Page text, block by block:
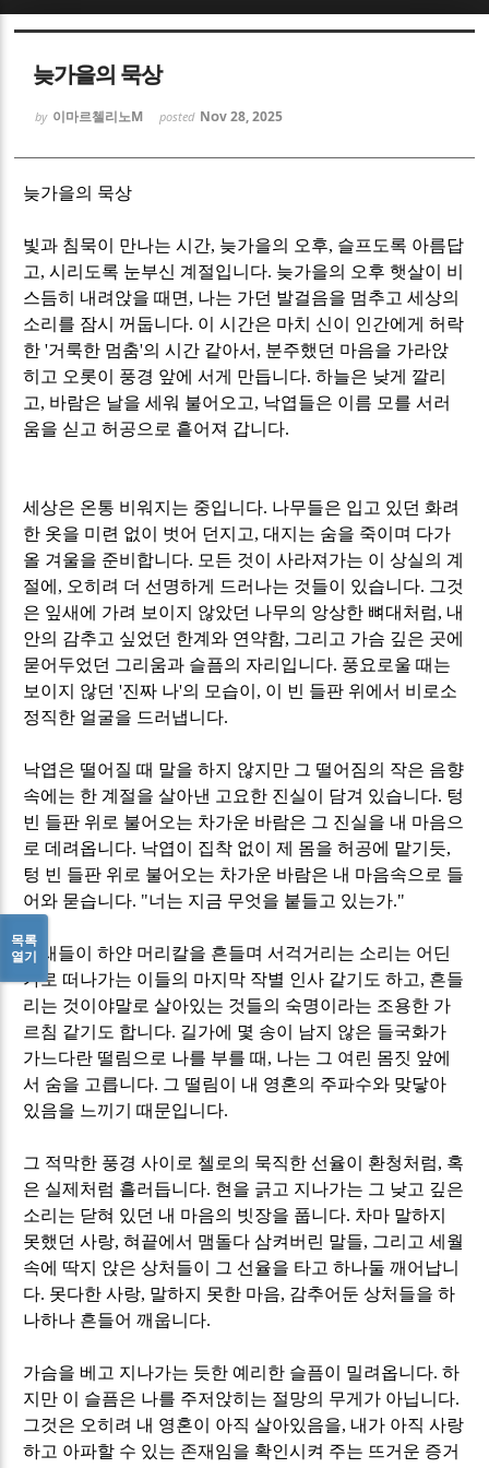
늦가을의 묵상
by 이마르첼리노M posted Nov 28, 2025
늦가을의 묵상
빛과 침묵이 만나는 시간, 늦가을의 오후, 슬프도록 아름답
고,시리도록 눈부신 계절입니다. 늦가을의 오후 햇살이 비
스듬히 내려앉을 때면 , 나는 가던 발걸음을 멈추고 세상의
소리를 잠시 꺼둡니다. 이 시간은 마치 신이 인간에게 허락
한'거룩한 멈춤'의 시간 같아서 , 분주했던 마음을 가라앉
히고 오롯이 풍경 앞에 서게 만듭니다.하늘은 낮게 깔리
고, 바람은 날을 세워 불어오고, 낙엽들은 이름 모를 서러
움을 싣고 허공으로 흩어져 갑니다.
세상은 온통 비워지는 중입니다. 나무들은 입고 있던 화려
한 옷을 미련 없이 벗어 던지고,대지는 숨을 죽이며 다가
올 겨울을 준비합니다. 모든 것이 사라져가는 이 상실의 계
절에 , 오히려 더 선명하게 드러나는 것들이 있습니다. 그것
은 잎새에 가려 보이지 않았던 나무의 앙상한 뼈대처럼, 내
안의 감추고 싶었던 한계와 연약함, 그리고 가슴 깊은 곳에
묻어두었던 그리움과 슬픔의 자리입니다. 풍요로울 때는
보이지 않던'진짜 나'의 모습이 , 이 빈 들판 위에서 비로소
정직한 얼굴을 드러냅니다.
낙엽은 떨어질 때 말을 하지 않지만 그 떨어짐의 작은 음향
속에는 한 계절을 살아낸 고요한 진실이 담겨 있습니다. 텅
빈 들판 위로 불어오는 차가운 바람은 그 진실을 내 마음으
로 데려옵니다. 낙엽이 집착 없이 제 몸을 허공에 맡기듯,
텅 빈 들판 위로 불어오는 차가운 바람은 내 마음속으로 들
어와 묻습니다. "너는 지금 무엇을 붙들고 있는가."
억새들이 하얀 머리칼을 흔들며 서걱거리는 소리는 어딘
가로 떠나가는 이들의 마지막 작별 인사 같기도 하고, 흔들
리는 것이야말로 살아있는 것들의 숙명이라는 조용한 가
르침 같기도 합니다. 길가에 몇 송이 남지 않은 들국화가
가느다란 떨림으로 나를 부를 때 , 나는 그 여린 몸짓 앞에
서 숨을 고릅니다. 그 떨림이 내 영혼의 주파수와 맞닿아
있음을 느끼기 때문입니다.
그 적막한 풍경 사이로 첼로의 묵직한 선율이 환청처럼, 혹
은 실제처럼 흘러듭니다. 현을 긁고 지나가는 그 낮고 깊은
소리는 닫혀 있던 내 마음의 빗장을 풉니다. 차마 말하지
못했던 사랑,혀끝에서 맴돌다 삼켜버린 말들, 그리고 세월
속에 딱지 앉은 상처들이 그 선율을 타고 하나둘 깨어납니
다. 못다한 사랑, 말하지 못한 마음, 감추어둔 상처들을 하
나하나 흔들어 깨웁니다.
가슴을 베고 지나가는 듯한 예리한 슬픔이 밀려옵니다.하
지만 이 슬픔은 나를 주저앉히는 절망의 무게가 아닙니다.
그것은 오히려 내 영혼이 아직 살아있음을, 내가 아직 사랑
하고 아파할 수 있는 존재임을 확인시켜 주는 뜨거운 증거
목록
열기
Sketchbook5, 스케치북5
Sketchbook5, 스케치북5
Sketchbook5, 스케치북5
Sketchbook5, 스케치북5